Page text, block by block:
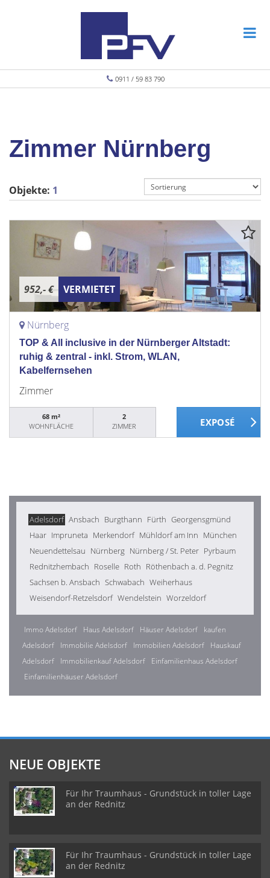
0911 / 59 83 790
Zimmer Nürnberg
Objekte: 1
952,- € VERMIETET
Nürnberg
TOP & All inclusive in der Nürnberger Altstadt:
ruhig & zentral - inkl. Strom, WLAN,
Kabelfernsehen
Zimmer
68 m²
WOHNFLÄCHE
2
ZIMMER
Adelsdorf Ansbach Burgthann Fürth Georgensgmünd
Haar Impruneta Merkendorf Mühldorf am Inn München
Neuendettelsau Nürnberg Nürnberg / St. Peter Pyrbaum
Rednitzhembach Roselle Roth Röthenbach a. d. Pegnitz
Sachsen b. Ansbach Schwabach Weiherhaus
Weisendorf-Retzelsdorf Wendelstein Worzeldorf
Immo Adelsdorf Haus Adelsdorf Häuser Adelsdorf
kaufen
Adelsdorf
Immobilie Adelsdorf Immobilien Adelsdorf
Hauskauf
Adelsdorf
Immobilienkauf Adelsdorf
Einfamilienhaus Adelsdorf
Einfamilienhäuser Adelsdorf
NEUE OBJEKTE
Für Ihr Traumhaus - Grundstück in toller Lage
an der Rednitz
Für Ihr Traumhaus - Grundstück in toller Lage
an der Rednitz